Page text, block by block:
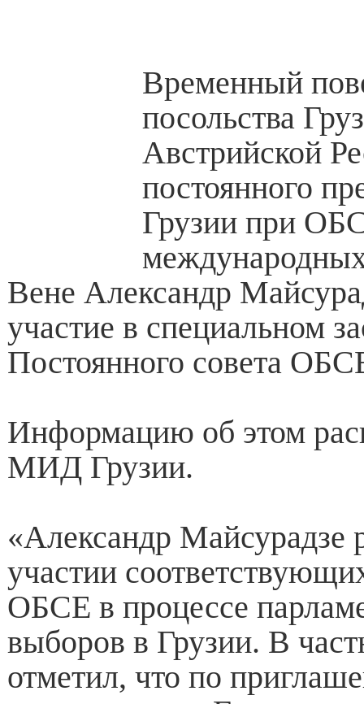
Временный
посольства
Австрийской
постоянного
Грузии при
Вене Александр
участие в специальном
Постоянного совета
Информацию об этом
МИД Грузии.
«Александр Майсурадзе
участии
ОБСЕ в процессе
выборов в Грузии. В
отметил, что по